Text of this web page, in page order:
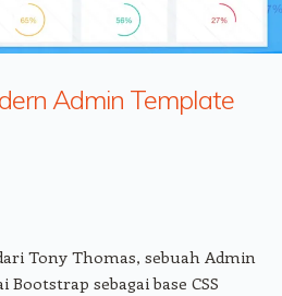
Admin Template
Tony Thomas, sebuah Admin
sebagai base CSS